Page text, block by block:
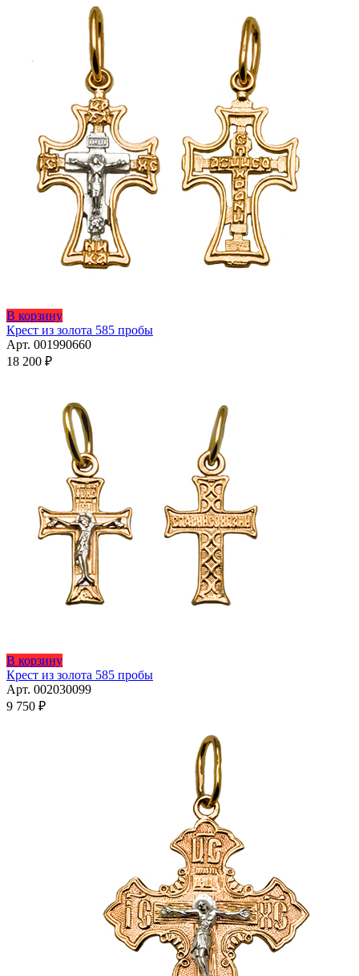
В корзину
Крест из золота 585 пробы
Арт. 001990660
18 200 ₽
В корзину
Крест из золота 585 пробы
Арт. 002030099
9 750 ₽